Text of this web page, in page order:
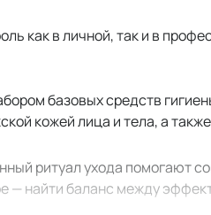
как в личной, так и в
базовых средств
кожей лица и тела, а
ритуал ухода помогают
— найти баланс между